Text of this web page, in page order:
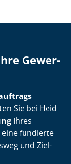
Ge­wer­
Sie bei Heid
Ihres
eine fundierte
und Ziel­